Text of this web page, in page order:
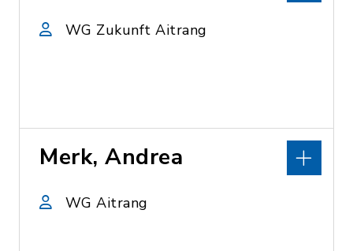
WG Zukunft Aitrang
Merk, Andrea
WG Aitrang